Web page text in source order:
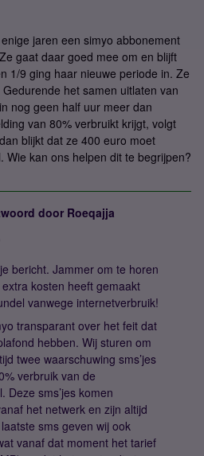
jaren een simyo abbonement
gaat daar goed mee om en blijft
1/9 ging haar nieuwe periode in. Ze
het samen uitlaten van
nog geen half uur meer dan
van 80% verbruikt krijgt, volgt
blijkt dat ze 400 euro moet
Wie kan ons helpen dit te begrijpen?
door Roeqajja
bericht. Jammer om te horen
kosten heeft gemaakt
vanwege internetverbruik!
transparant over het feit dat
hebben. Wij sturen om
twee waarschuwing sms’jes
verbruik van de
Deze sms’jes komen
het netwerk en zijn altijd
sms geven wij ook
vanaf dat moment het tarief